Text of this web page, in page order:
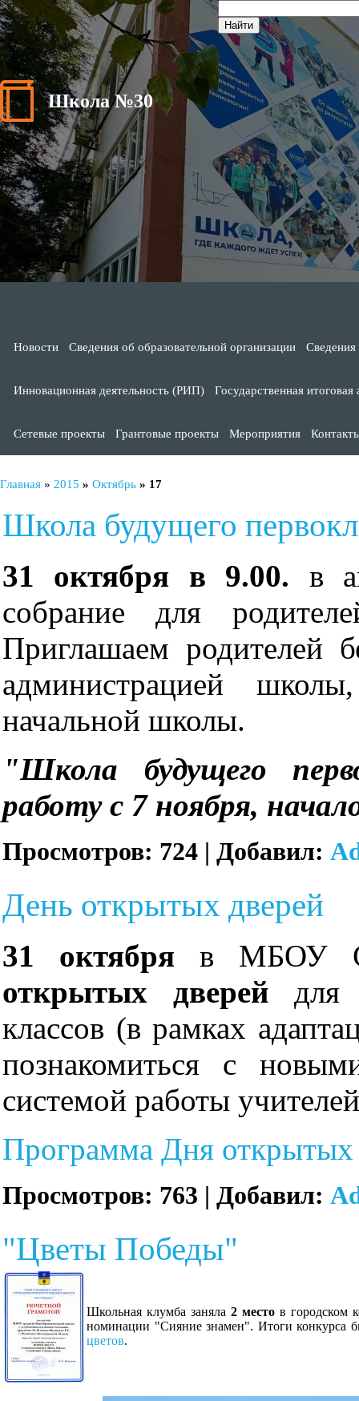
Школа №30
Новости Сведения об образовательной организации Сведения
Инновационная деятельность (РИП) Государственная итоговая
Сетевые проекты Грантовые проекты Мероприятия
Главная » 2015 » Октябрь » 17
Школа будущего
31 октября в 9.00. в
собрание для
Приглашаем родителей
администрацией
начальной школы.
"Школа будущего
работу с 7 ноября,
Просмотров: 724 | Добавил:
День открытых дверей
31 октября в МБОУ
открытых дверей для
классов (в рамках
познакомиться с
системой работы
Программа Дня
Просмотров: 763 | Добавил:
"Цветы Победы"
Школьная клумба заняла 2 место в городском
номинации "Сияние знамен". Итоги конкурса
цветов.